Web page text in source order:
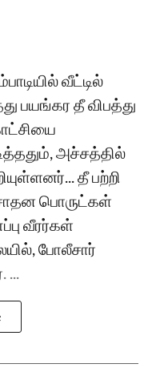
வீட்டில்
பயங்கர தீ விபத்து
அச்சத்தில்
தீ பற்றி
பொருட்கள்
வீரர்கள்
போலீசார்